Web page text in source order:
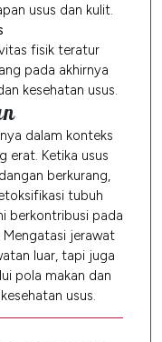
usus dan kulit.
fisik teratur
pada akhirnya
kesehatan usus.
dalam konteks
erat. Ketika usus
berkurang,
tubuh
berkontribusi pada
Mengatasi jerawat
luar, tapi juga
pola makan dan
usus.